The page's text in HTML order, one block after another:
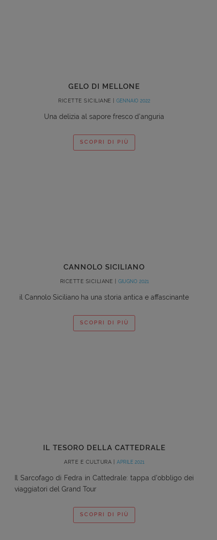
GELO DI MELLONE
RICETTE SICILIANE | GENNAIO 2022
Una delizia al sapore fresco d’anguria
SCOPRI DI PIÙ
CANNOLO SICILIANO
RICETTE SICILIANE | GIUGNO 2021
il Cannolo Siciliano ha una storia antica e affascinante
SCOPRI DI PIÙ
IL TESORO DELLA CATTEDRALE
ARTE E CULTURA | APRILE 2021
Il Sarcofago di Fedra in Cattedrale: tappa d’obbligo dei
viaggiatori del Grand Tour
SCOPRI DI PIÙ